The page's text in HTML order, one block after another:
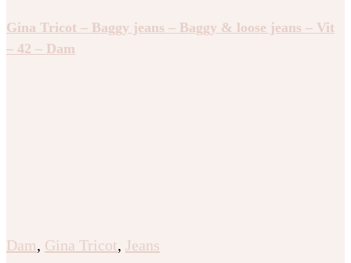
Gina Tricot – Baggy jeans – Baggy & loose jeans – Vit
– 42 – Dam
Dam, Gina Tricot, Jeans